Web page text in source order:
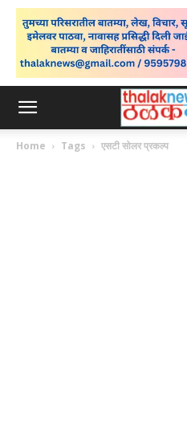
Home Tags एसटी सोलर प्रकल्प